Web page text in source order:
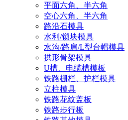
平面六角、半六角
空心六角、半六角
路沿石模具
水利/锁块模具
水沟/路肩/L型台帽模具
拱形骨架模具
U槽、电缆槽模板
铁路栅栏、护栏模具
立柱模具
铁路花纹盖板
铁路步行板